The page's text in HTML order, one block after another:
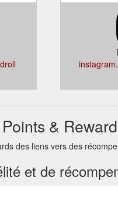
&
des liens vers des
et de